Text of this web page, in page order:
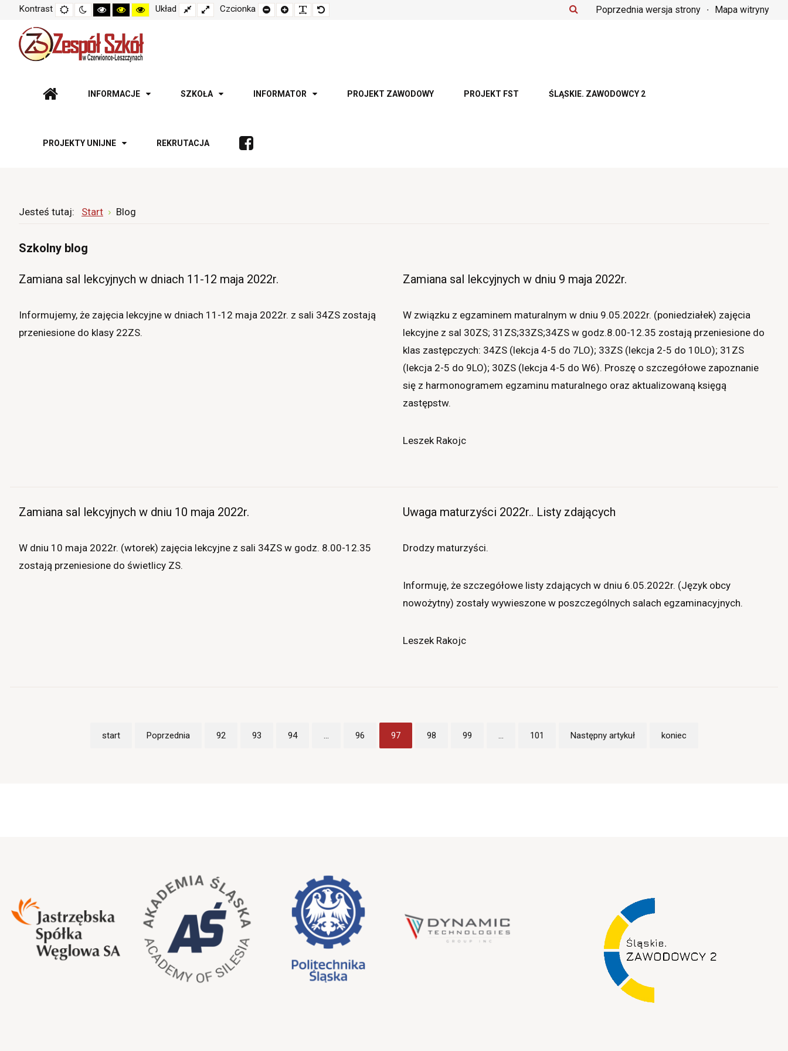
Kontrast
Tryb
domyślny
Tryb
nocny
Tryb
czarno-
o
wysokim
kontraście
Tryb
czarno-
o
wysokim
kontraście
Tryb
żółto-
Układ
Fixed
layout
Wide
layout
Czcionka
Set
smaller
Set
larger
Make
font
Set
default
Poprzednia wersja strony Mapa witryny
INFORMACJE SZKOŁA INFORMATOR PROJEKT ZAWODOWY PROJEKT FST ŚLĄSKIE. ZAWODOWCY 2
PROJEKTY UNIJNE REKRUTACJA
Jesteś tutaj: Start Blog
Szkolny blog
Zamiana sal lekcyjnych w dniach 11-12 maja 2022r.
Informujemy, że zajęcia lekcyjne w dniach 11-12 maja 2022r. z sali 34ZS zostają
przeniesione do klasy 22ZS.
Zamiana sal lekcyjnych w dniu 9 maja 2022r.
W związku z egzaminem maturalnym w dniu 9.05.2022r. (poniedziałek) zajęcia
lekcyjne z sal 30ZS; 31ZS;33ZS;34ZS w godz.8.00-12.35 zostają przeniesione do
klas zastępczych: 34ZS (lekcja 4-5 do 7LO); 33ZS (lekcja 2-5 do 10LO); 31ZS
(lekcja 2-5 do 9LO); 30ZS (lekcja 4-5 do W6). Proszę o szczegółowe zapoznanie
się z harmonogramem egzaminu maturalnego oraz aktualizowaną księgą
zastępstw.
Leszek Rakojc
Zamiana sal lekcyjnych w dniu 10 maja 2022r.
W dniu 10 maja 2022r. (wtorek) zajęcia lekcyjne z sali 34ZS w godz. 8.00-12.35
zostają przeniesione do świetlicy ZS.
Uwaga maturzyści 2022r.. Listy zdających
Drodzy maturzyści.
Informuję, że szczegółowe listy zdających w dniu 6.05.2022r. (Język obcy
nowożytny) zostały wywieszone w poszczególnych salach egzaminacyjnych.
Leszek Rakojc
start Poprzednia 92 93 94 ... 96 97 98 99 ... 101 Następny artykuł koniec